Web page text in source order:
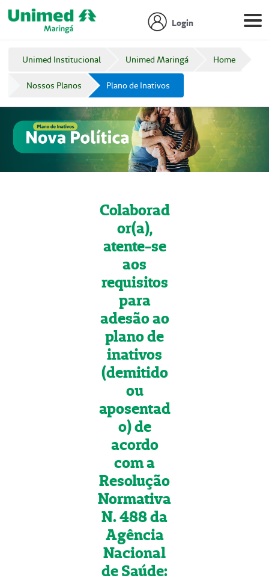
Login
Unimed Institucional Unimed Maringá Home
Nossos Planos Plano de Inativos
Colaborad
or(a),
atente-se
aos
requisitos
para
adesão ao
plano de
inativos
(demitido
ou
aposentad
o) de
acordo
com a
Resolução
Normativa
N. 488 da
Agência
Nacional
de Saúde: